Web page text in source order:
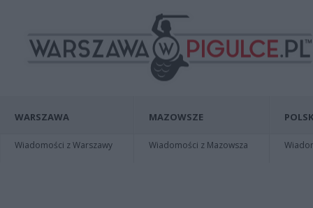
WARSZAWA
Wiadomości z Warszawy
MAZOWSZE
Wiadomości z Mazowsza